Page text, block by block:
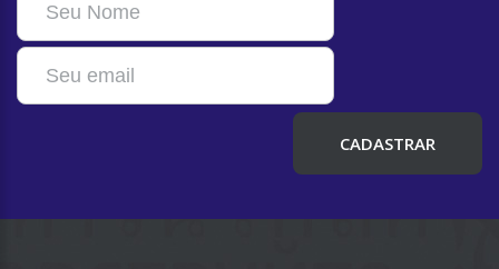
CADASTRAR